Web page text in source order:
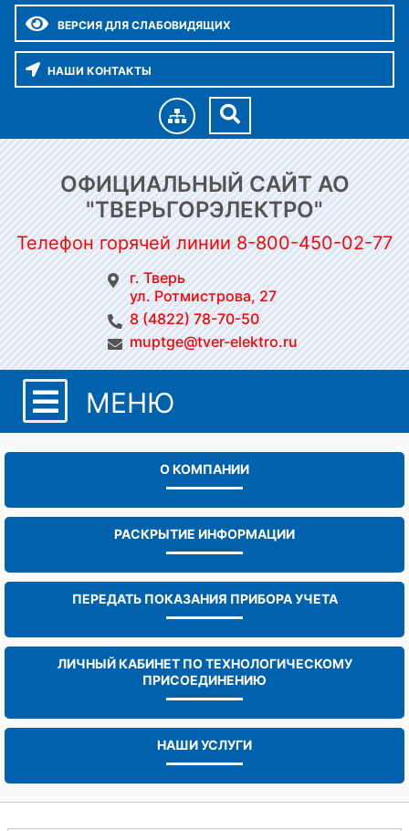
ВЕРСИЯ ДЛЯ СЛАБОВИДЯЩИХ
НАШИ КОНТАКТЫ
ОФИЦИАЛЬНЫЙ САЙТ АО
"ТВЕРЬГОРЭЛЕКТРО"
Телефон горячей линии 8-800-450-02-77
г. Тверь
ул. Ротмистрова, 27
8 (4822) 78-70-50
muptge@tver-elektro.ru
МЕНЮ
О КОМПАНИИ
РАСКРЫТИЕ ИНФОРМАЦИИ
ПЕРЕДАТЬ ПОКАЗАНИЯ ПРИБОРА УЧЕТА
ЛИЧНЫЙ КАБИНЕТ ПО ТЕХНОЛОГИЧЕСКОМУ
ПРИСОЕДИНЕНИЮ
НАШИ УСЛУГИ